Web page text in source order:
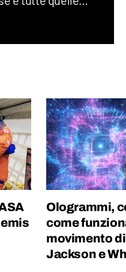
accadono nel
e
Ologrammi,
come
movimento
Jackson e